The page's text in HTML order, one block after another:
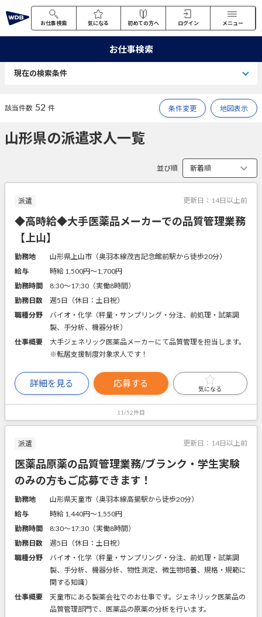
お仕事検索 気になる 初めての方へ ログイン メニュー
お仕事検索
現在の検索条件
該当件数 52 件 条件変更 地図表示
山形県の派遣求人一覧
並び順
派遣 更新日： 14日以上前
◆高時給◆大手医薬品メーカーでの品質管理業務
【上山】
勤務地
山形県上山市（奥羽本線茂吉記念館前駅から徒歩20分）
給与
時給 1,500円〜1,700円
勤務時間
8:30～17:30（実働8時間）
勤務日数
週5日（休日：土日祝）
職種分野
バイオ・化学（秤量・サンプリング・分注、前処理・試薬調
製、手分析、機器分析）
仕事概要
大手ジェネリック医薬品メーカーにて品質管理を担当します。
※転居支援制度対象求人です！
詳細を見る 応募する
気になる
11/52件目
派遣 更新日： 14日以上前
医薬品原薬の品質管理業務/ブランク・学生実験
のみの方もご応募できます！
勤務地
山形県天童市（奥羽本線高擶駅から徒歩20分）
給与
時給 1,440円〜1,550円
勤務時間
8:30～17:30（実働8時間）
勤務日数
週5日（休日：土日祝）
職種分野
バイオ・化学（秤量・サンプリング・分注、前処理・試薬調
製、手分析、機器分析、物性測定、微生物培養、規格・規範に
関する知識）
仕事概要
天童市にある製薬会社でのお仕事です。ジェネリック医薬品の
品質管理部門で、医薬品の原薬の分析を行います。